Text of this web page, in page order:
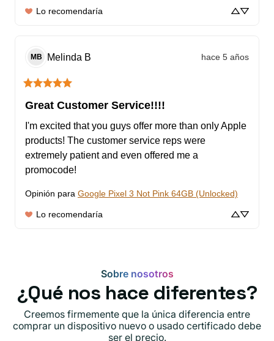
Lo recomendaría
MB Melinda B hace 5 años
Great Customer Service!!!!
I'm excited that you guys offer more than only Apple
products! The customer service reps were
extremely patient and even offered me a
promocode!
Opinión para Google Pixel 3 Not Pink 64GB (Unlocked)
Lo recomendaría
Sobre nosotros
¿Qué nos hace diferentes?
Creemos firmemente que la única diferencia entre
comprar un dispositivo nuevo o usado certificado debe
ser el precio.